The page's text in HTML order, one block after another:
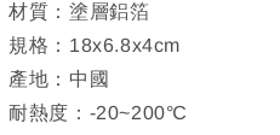
材質：塗層鋁箔
規格：18x6.8x4cm
產地：中國
耐熱度：-20~200℃